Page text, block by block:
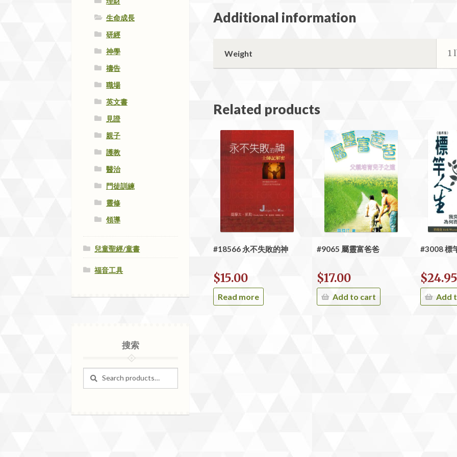
Additional information
Weight 1
Related products
#18566 永不失敗的神
$15.00
Read more
#9065 屬靈富爸爸
$17.00
Add to cart
#3008 標
$
Add
生命成長
研經
神學
禱告
職場
英文書
見證
親子
護教
醫治
門徒訓練
靈修
領導
兒童聖經/童書
福音工具
搜索